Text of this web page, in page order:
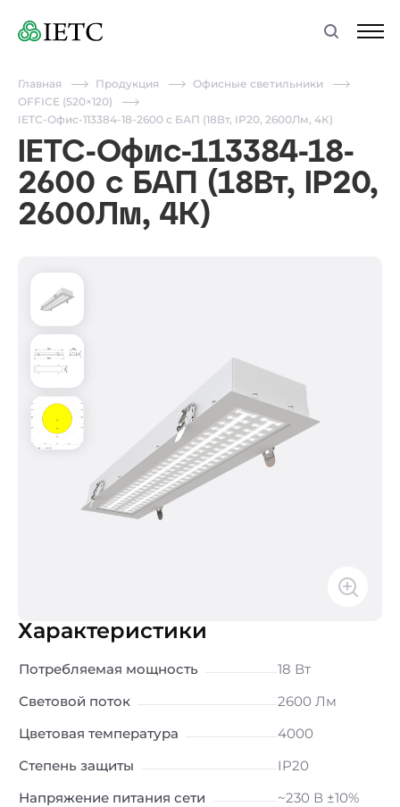
Главная Продукция
Офисные светильники
OFFICE (520×120)
IETC-Офис-113384-18-2600 с БАП (18Вт, IP20, 2600Лм, 4К)
IETC-Офис-113384-18-
2600 с БАП (18Вт, IP20,
2600Лм, 4К)
Характеристики
Потребляемая мощность
18 Вт
Световой поток
2600 Лм
Цветовая температура
4000
Степень защиты
IP20
Напряжение питания сети
~230 В ±10%